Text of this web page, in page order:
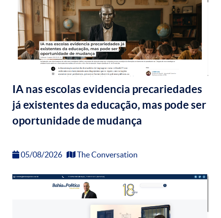
IA nas escolas evidencia precariedades
já existentes da educação, mas pode ser
oportunidade de mudança
05/08/2026 The Conversation